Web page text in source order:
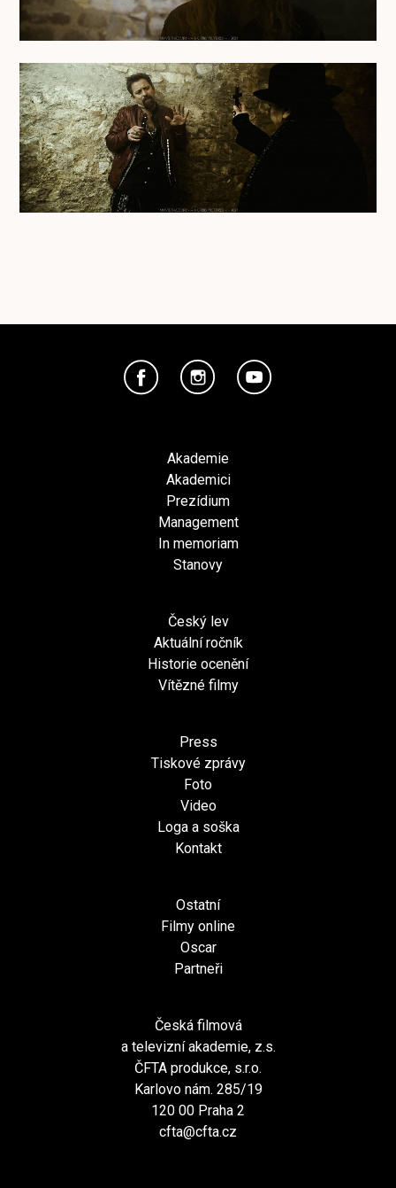
Akademie
Akademici
Prezídium
Management
In memoriam
Stanovy
Český lev
Aktuální ročník
Historie ocenění
Vítězné filmy
Press
Tiskové zprávy
Foto
Video
Loga a soška
Kontakt
Ostatní
Filmy online
Oscar
Partneři
Česká filmová
a televizní akademie, z.s.
ČFTA produkce, s.r.o.
Karlovo nám. 285/19
120 00 Praha 2
cfta@cfta.cz